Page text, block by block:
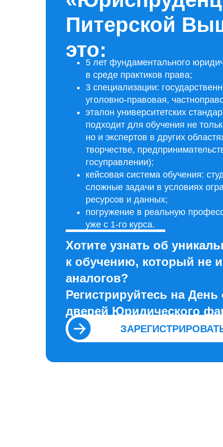
Питерской
это:
5 лет фундаментального
в среде практиков права;
3 специализации:
уголовно-правовая,
эталон университетских
подходит для обучения не
но и экспертов в других
творчестве,
госуправлении);
кейсовая система обучения:
сложные задачи в условиях
ресурсов и данных;
погружение в реальную
уже с 1-го курса.
Хотите узнать об
к обучению, который не
аналогов?
Регистрируйтесь на
дверей Юридического